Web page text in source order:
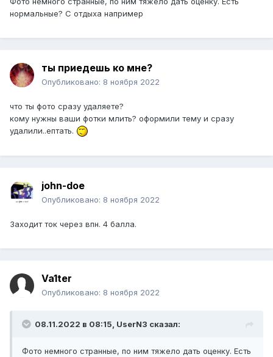
нормальные? С отдыха например
ты приедешь ко мне?
Опубликовано: 8 ноября 2022
что ты фото сразу удаляете?
кому нужны ваши фотки млить? оформили тему и сразу
удалили..ептать.
john-doe
Опубликовано: 8 ноября 2022
Заходит ток через впн. 4 балла.
Va1ter
Опубликовано: 8 ноября 2022
08.11.2022 в 08:15, UserN3 сказал:
Фото немного странные, по ним тяжело дать оценку. Есть